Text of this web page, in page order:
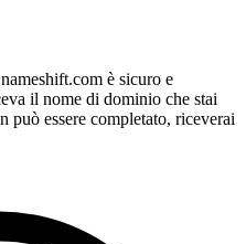
è sicuro e
il nome di dominio che stai
può essere completato, riceverai